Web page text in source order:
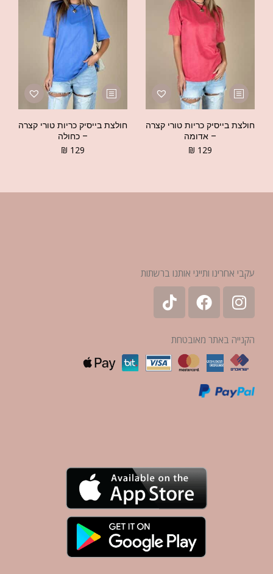
חולצת בייסיק כריות טורי קצרה
– אדומה
₪ 129
חולצת בייסיק כריות טורי קצרה
– כחולה
₪ 129
עקבי אחרינו ותייגי אותנו ברשתות
הקנייה באתר מאובטחת